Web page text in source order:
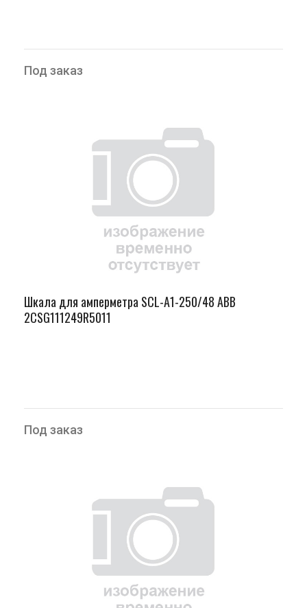
Под заказ
Шкала для амперметра SCL-A1-250/48 ABB
2CSG111249R5011
Под заказ